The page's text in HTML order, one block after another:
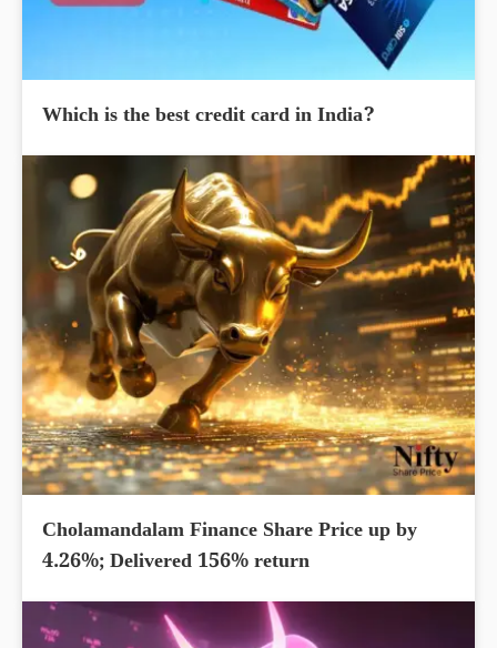
Which is the best credit card in India?
Cholamandalam Finance Share Price up by
4.26%; Delivered 156% return